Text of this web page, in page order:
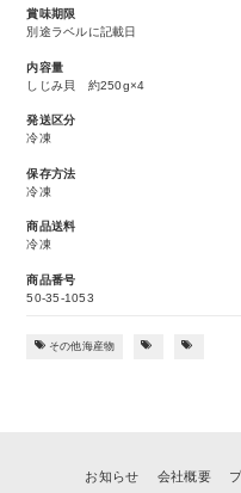
賞味期限
別途ラベルに記載日
内容量
しじみ貝 約250g×4
発送区分
冷凍
保存方法
冷凍
商品送料
冷凍
商品番号
50-35-1053
その他海産物
お知らせ 会社概要